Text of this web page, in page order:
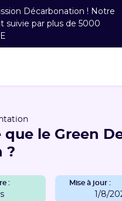
Décarbonation ! Notre
suivie par plus de 5000
le Green
?
: Mise à jour :
1/8/